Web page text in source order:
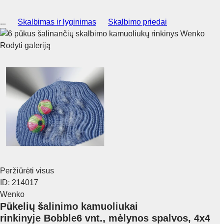
... Skalbimas ir lyginimas Skalbimo priedai
Rodyti galeriją
Peržiūrėti visus
ID: 214017
Wenko
Pūkelių šalinimo kamuoliukai
rinkinyje Bobble6 vnt., mėlynos spalvos, 4x4